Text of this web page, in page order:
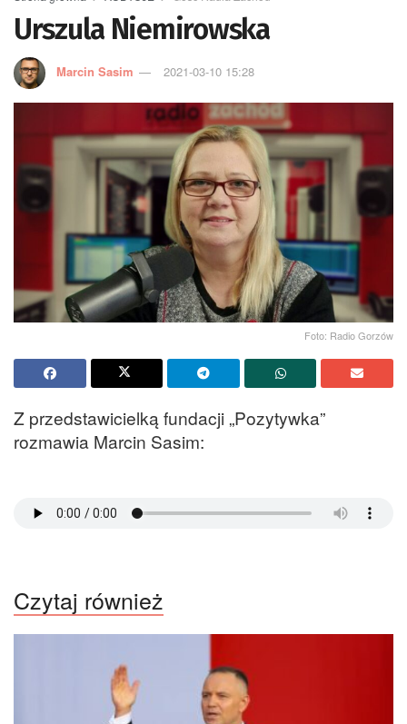
Urszula Niemirowska
Marcin Sasim 2021-03-10 15:28
Foto: Radio Gorzów
Z przedstawicielką fundacji „Pozytywka”
rozmawia Marcin Sasim:
Czytaj również